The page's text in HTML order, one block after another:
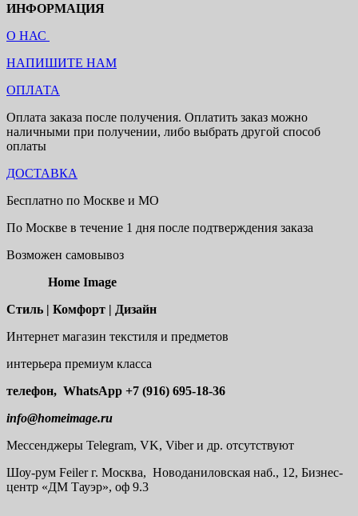
ИНФОРМАЦИЯ
О НАС
НАПИШИТЕ НАМ
ОПЛАТА
Оплата заказа после получения. Оплатить заказ можно
наличными при получении, либо выбрать другой способ
оплаты
ДОСТАВКА
Бесплатно по Москве и МО
По Москве в течение 1 дня после подтверждения заказа
Возможен самовывоз
Home Image
Стиль | Комфорт | Дизайн
Интернет магазин текстиля и предметов
интерьера премиум класса
телефон, WhatsApp +7 (916) 695-18-36
info@homeimage.ru
Мессенджеры Telegram, VK, Viber и др. отсутствуют
Шоу-рум Feiler г. Москва, Новоданиловская наб., 12, Бизнес-
центр «ДМ Тауэр», оф 9.3